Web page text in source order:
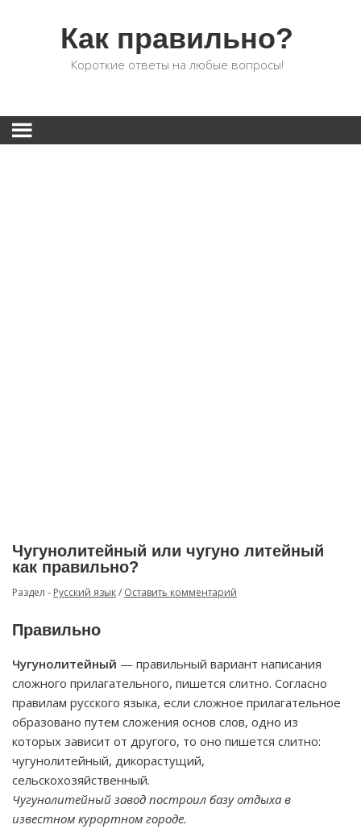
Как правильно?
Короткие ответы на любые вопросы!
Чугунолитейный или чугуно литейный
как правильно?
Раздел - Русский язык/ Оставить комментарий
Правильно
Чугунолитейный — правильный вариант написания
сложного прилагательного, пишется слитно. Согласно
правилам русского языка, если сложное прилагательное
образовано путем сложения основ слов, одно из
которых зависит от другого, то оно пишется слитно:
чугунолитейный, дикорастущий,
сельскохозяйственный.
Чугунолитейный завод построил базу отдыха в
известном курортном городе.